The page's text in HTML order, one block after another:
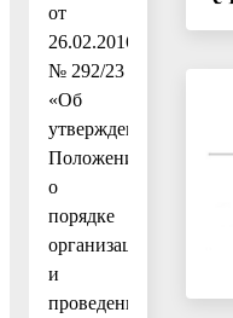
от
26.02.2016
№ 292/23
«Об
утверждении
Положения
о
порядке
организации
и
проведении